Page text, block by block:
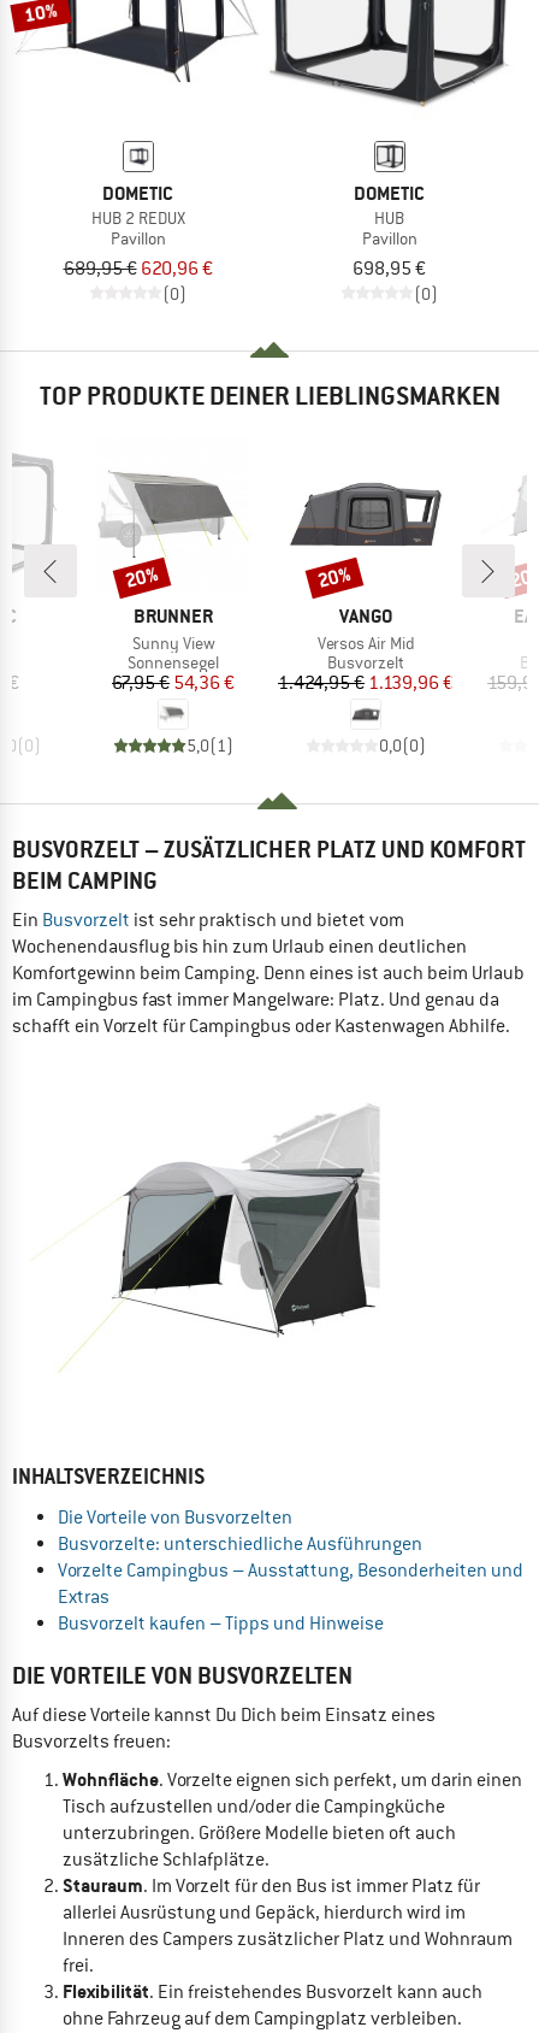
10%
DOMETIC
HUB 2 REDUX
Pavillon
689,95 € 620,96 €
(0)
DOMETIC
HUB
Pavillon
698,95 €
(0)
TOP PRODUKTE DEINER LIEBLINGSMARKEN
€
(0)
MARKE
BRUNNER
Artikel
Sunny View
Produktgruppe
Sonnensegel
Preis
67,95 € reduzierter Preis
54,36 €
5,0(1)
Rabatt
20%
MARKE
VANGO
Artikel
Versos Air Mid
Produktgruppe
Busvorzelt
Preis
1.424,95 €reduzierter Preis
1.139,96 €
0,0(0)
Rabatt
20%
BUSVORZELT – ZUSÄTZLICHER PLATZ UND KOMFORT
BEIM CAMPING
Ein Busvorzelt ist sehr praktisch und bietet vom
Wochenendausflug bis hin zum Urlaub einen deutlichen
Komfortgewinn beim Camping. Denn eines ist auch beim Urlaub
im Campingbus fast immer Mangelware: Platz. Und genau da
schafft ein Vorzelt für Campingbus oder Kastenwagen Abhilfe.
INHALTSVERZEICHNIS
Die Vorteile von Busvorzelten
Busvorzelte: unterschiedliche Ausführungen
Vorzelte Campingbus – Ausstattung, Besonderheiten und
Extras
Busvorzelt kaufen – Tipps und Hinweise
DIE VORTEILE VON BUSVORZELTEN
Auf diese Vorteile kannst Du Dich beim Einsatz eines
Busvorzelts freuen:
Wohnfläche. Vorzelte eignen sich perfekt, um darin einen
Tisch aufzustellen und/oder die Campingküche
unterzubringen. Größere Modelle bieten oft auch
zusätzliche Schlafplätze.
Stauraum. Im Vorzelt für den Bus ist immer Platz für
allerlei Ausrüstung und Gepäck, hierdurch wird im
Inneren des Campers zusätzlicher Platz und Wohnraum
frei.
Flexibilität. Ein freistehendes Busvorzelt kann auch
ohne Fahrzeug auf dem Campingplatz verbleiben.